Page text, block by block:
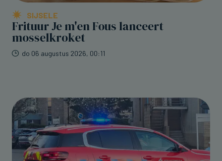
SIJSELE
Frituur Je m'en Fous lanceert
mosselkroket
do 06 augustus 2026, 00:11